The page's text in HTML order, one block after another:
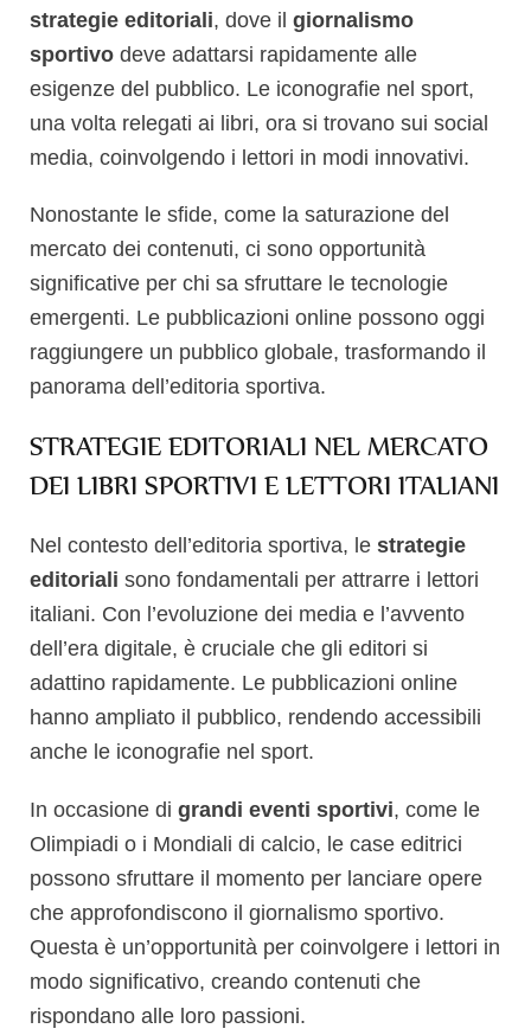
strategie editoriali, dove il giornalismo
sportivo deve adattarsi rapidamente alle
esigenze del pubblico. Le iconografie nel sport,
una volta relegati ai libri, ora si trovano sui social
media, coinvolgendo i lettori in modi innovativi.
Nonostante le sfide, come la saturazione del
mercato dei contenuti, ci sono opportunità
significative per chi sa sfruttare le tecnologie
emergenti. Le pubblicazioni online possono oggi
raggiungere un pubblico globale, trasformando il
panorama dell’editoria sportiva.
STRATEGIE EDITORIALI NEL MERCATO
DEI LIBRI SPORTIVI E LETTORI ITALIANI
Nel contesto dell’editoria sportiva, le strategie
editoriali sono fondamentali per attrarre i lettori
italiani. Con l’evoluzione dei media e l’avvento
dell’era digitale, è cruciale che gli editori si
adattino rapidamente. Le pubblicazioni online
hanno ampliato il pubblico, rendendo accessibili
anche le iconografie nel sport.
In occasione di grandi eventi sportivi, come le
Olimpiadi o i Mondiali di calcio, le case editrici
possono sfruttare il momento per lanciare opere
che approfondiscono il giornalismo sportivo.
Questa è un’opportunità per coinvolgere i lettori in
modo significativo, creando contenuti che
rispondano alle loro passioni.